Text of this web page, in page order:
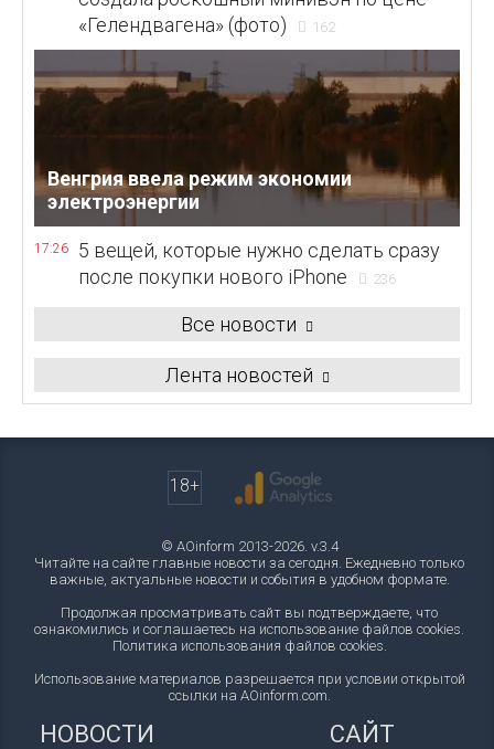
«Гелендвагена» (фото)
162
Венгрия ввела режим экономии
электроэнергии
17:26
5 вещей, которые нужно сделать сразу
после покупки нового iPhone
236
Все новости
Лента новостей
18+
© AOinform 2013-2026. v.3.4
Читайте на сайте главные новости за сегодня. Ежедневно только
важные, актуальные новости и события в удобном формате.
Продолжая просматривать сайт вы подтверждаете, что
ознакомились и соглашаетесь на использование файлов cookies.
Политика использования файлов cookies.
Использование материалов разрешается при условии открытой
ссылки на AOinform.com.
НОВОСТИ САЙТ